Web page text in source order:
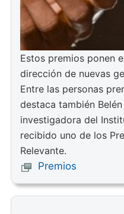
Estos premios ponen
dirección de nuevas
Entre las personas
destaca también
investigadora del
recibido uno de los
Relevante.
Premios